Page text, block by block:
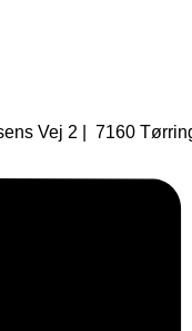
Vej 2 | 7160